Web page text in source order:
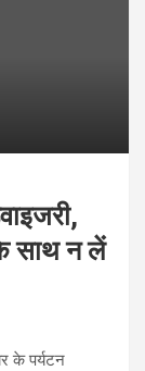
साथ न लें
के पर्यटन